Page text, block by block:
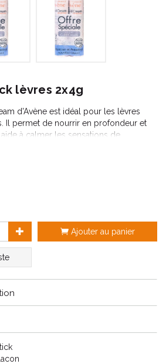
lèvres 2x4g
d'Avène est idéal pour les lèvres
Il permet de nourrir en profondeur et
à calmer les sensations de
et les gerçures. Il dépose un film
souples, réparées et apaisées.
Ajouter au panier